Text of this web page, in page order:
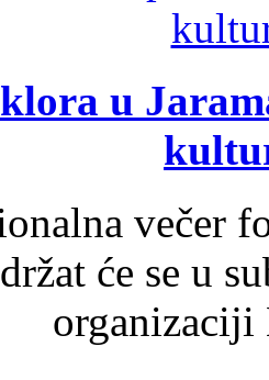
u
večer
će se u
organizaciji